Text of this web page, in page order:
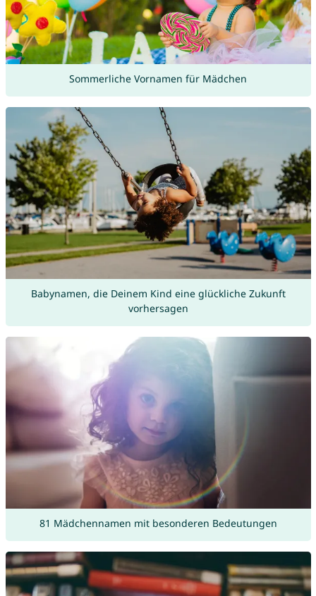
Sommerliche Vornamen für Mädchen
Babynamen, die Deinem Kind eine glückliche Zukunft
vorhersagen
81 Mädchennamen mit besonderen Bedeutungen